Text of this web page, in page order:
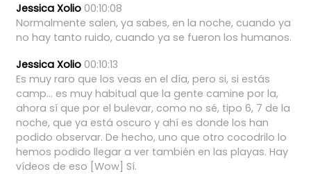
Jessica Xolio 00:10:08
Normalmente salen, ya sabes, en la noche, cuando ya
no hay tanto ruido, cuando ya se fueron los humanos.
Jessica Xolio 00:10:13
Es muy raro que los veas en el día, pero si, si estás
camp... es muy habitual que la gente camine por la,
ahora sí que por el bulevar, como no sé, tipo 6, 7 de la
noche, que ya está oscuro y ahí es donde los han
podido observar. De hecho, uno que otro cocodrilo lo
hemos podido llegar a ver también en las playas. Hay
vídeos de eso [Wow] Sí.